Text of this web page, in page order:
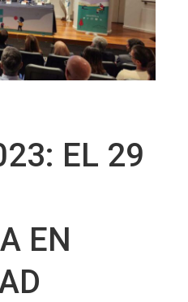
EL 29
EN